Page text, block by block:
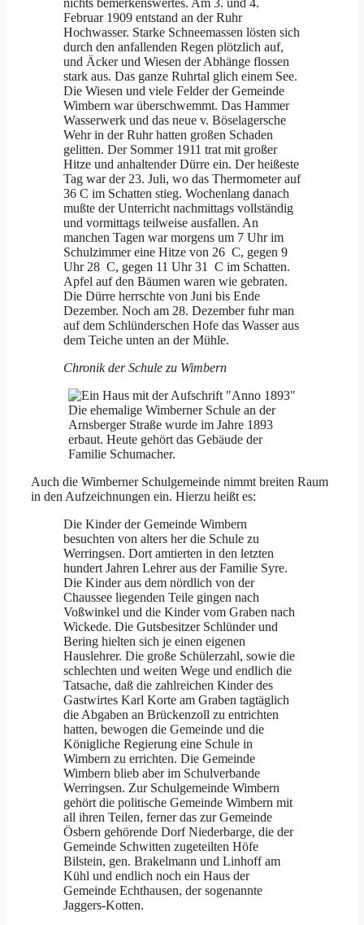
nichts bemerkenswertes. Am 3. und 4.
Februar 1909 entstand an der Ruhr
Hochwasser. Starke Schneemassen lösten sich
durch den anfallenden Regen plötzlich auf,
und Äcker und Wiesen der Abhänge flossen
stark aus. Das ganze Ruhrtal glich einem See.
Die Wiesen und viele Felder der Gemeinde
Wimbern war überschwemmt. Das Hammer
Wasserwerk und das neue v. Böselagersche
Wehr in der Ruhr hatten großen Schaden
gelitten. Der Sommer 1911 trat mit großer
Hitze und anhaltender Dürre ein. Der heißeste
Tag war der 23. Juli, wo das Thermometer auf
36 C im Schatten stieg. Wochenlang danach
mußte der Unterricht nachmittags vollständig
und vormittags teilweise ausfallen. An
manchen Tagen war morgens um 7 Uhr im
Schulzimmer eine Hitze von 26 C, gegen 9
Uhr 28 C, gegen 11 Uhr 31 C im Schatten.
Apfel auf den Bäumen waren wie gebraten.
Die Dürre herrschte von Juni bis Ende
Dezember. Noch am 28. De­­zember fuhr man
auf dem Schlünderschen Hofe das Wasser aus
dem Teiche unten an der Mühle.
Chronik der Schule zu Wimbern
Die ehemalige Wimberner Schule an der
Arnsberger Straße wurde im Jahre 1893
erbaut. Heute gehört das Gebäude der
Familie Schumacher.
Auch die Wimberner Schulgemeinde nimmt breiten Raum
in den Aufzeichnungen ein. Hierzu heißt es:
Die Kinder der Gemeinde Wimbern
besuchten von alters her die Schule zu
Werringsen. Dort amtierten in den letzten
hundert Jahren Lehrer aus der Familie Syre.
Die Kinder aus dem nördlich von der
Chaussee liegenden Teile gingen nach
Voßwinkel und die Kinder vom Graben nach
Wickede. Die Gutsbesitzer Schlünder und
Bering hielten sich je einen eigenen
Hauslehrer. Die große Schülerzahl, sowie die
schlechten und weiten Wege und endlich die
Tatsache, daß die zahlreichen Kinder des
Gastwirtes Karl Korte am Graben tagtäglich
die Abgaben an Brückenzoll zu entrichten
hatten, bewogen die Gemeinde und die
Königliche Regierung eine Schule in
Wimbern zu errichten. Die Gemeinde
Wimbern blieb aber im Schulverbande
Werring­sen. Zur Schulgemeinde Wimbern
gehört die politische Gemeinde Wimbern mit
all ihren Teilen, ferner das zur Gemeinde
Ösbern gehörende Dorf Niederbarge, die der
Gemeinde Schwitten zugeteilten Höfe
Bilstein, gen. Brakelmann und Linhoff am
Kühl und endlich noch ein Haus der
Gemeinde Echthausen, der sogenannte
Jaggers-Kotten.